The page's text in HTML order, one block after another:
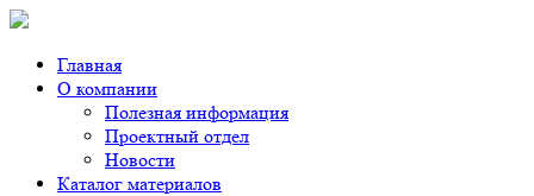
Главная
О компании
Полезная информация
Проектный отдел
Новости
Каталог материалов